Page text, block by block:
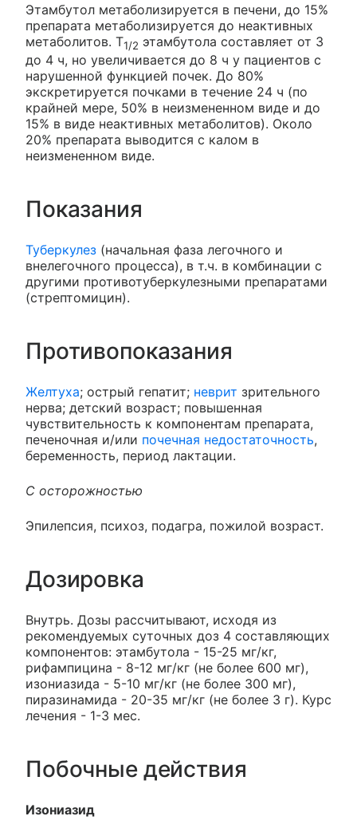
Этамбутол метаболизируется в печени, до 15%
препарата метаболизируется до неактивных
метаболитов. T1/2 этамбутола составляет от 3
до 4 ч, но увеличивается до 8 ч у пациентов с
нарушенной функцией почек. До 80%
экскретируется почками в течение 24 ч (по
крайней мере, 50% в неизмененном виде и до
15% в виде неактивных метаболитов). Около
20% препарата выводится с калом в
неизмененном виде.
Показания
Туберкулез (начальная фаза легочного и
внелегочного процесса), в т.ч. в комбинации с
другими противотуберкулезными препаратами
(стрептомицин).
Противопоказания
Желтуха; острый гепатит; неврит зрительного
нерва; детский возраст; повышенная
чувствительность к компонентам препарата,
печеночная и/или почечная недостаточность,
беременность, период лактации.
С осторожностью
Эпилепсия, психоз, подагра, пожилой возраст.
Дозировка
Внутрь. Дозы рассчитывают, исходя из
рекомендуемых суточных доз 4 составляющих
компонентов: этамбутола - 15-25 мг/кг,
рифампицина - 8-12 мг/кг (не более 600 мг),
изониазида - 5-10 мг/кг (не более 300 мг),
пиразинамида - 20-35 мг/кг (не более 3 г). Курс
лечения - 1-3 мес.
Побочные действия
Изониазид